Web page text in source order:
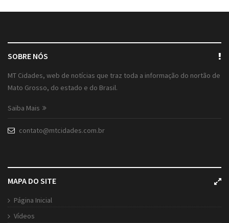
SOBRE NÓS
MT Cidades, web de notícias que traz toda a informação do nortão de
Mato Grosso, do estado e do Brasil.
Saiba Mais
contato@mtcidades.com.br
MAPA DO SITE
Página Inicial
Vídeos